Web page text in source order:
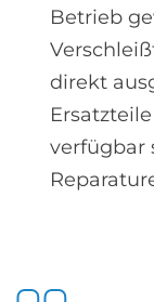
Betrieb
direkt
verfügbar